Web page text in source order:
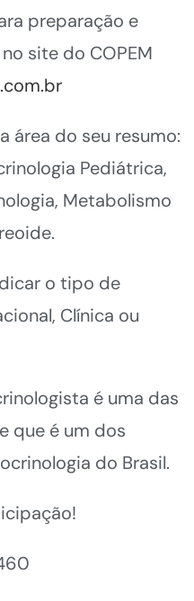
preparação e
site do COPEM
área do seu resumo:
Pediátrica,
Metabolismo
o tipo de
Clínica ou
é uma das
que é um dos
do Brasil.